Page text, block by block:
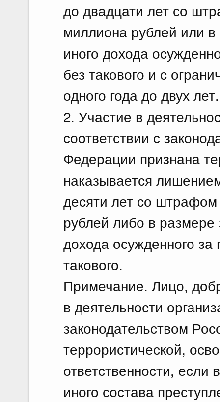
до двадцати лет со
миллиона рублей или
иного дохода
без такового и с
одного года до двух лет.
2. Участие в
соответствии с
Федерации признана
наказывается
десяти лет со
рублей либо в размере
дохода осужденного
такового.
Примечание. Лицо,
в деятельности
законодательством
террористической,
ответственности, если
иного состава